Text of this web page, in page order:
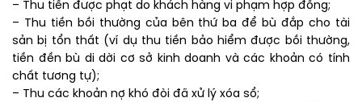
– Thu tiền được phạt do khách hàng vi phạm hợp đồng;
– Thu tiền bồi thường của bên thứ ba để bù đắp cho tài
sản bị tổn thất (ví dụ thu tiền bảo hiểm được bồi thường,
tiền đền bù di dời cơ sở kinh doanh và các khoản có tính
chất tương tự);
– Thu các khoản nợ khó đòi đã xử lý xóa sổ;